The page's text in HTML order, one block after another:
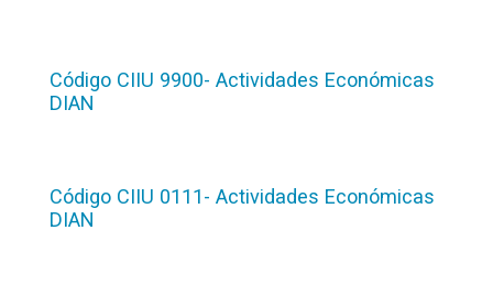
Código CIIU 9900- Actividades Económicas
DIAN
Código CIIU 0111- Actividades Económicas
DIAN